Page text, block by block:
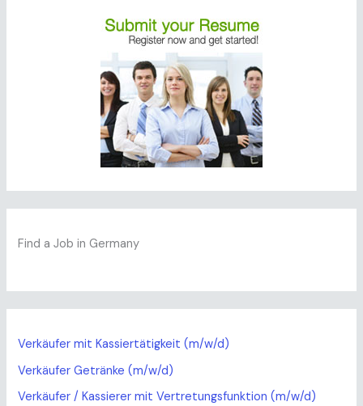
Find a Job in Germany
Verkäufer mit Kassiertätigkeit (m/w/d)
Verkäufer Getränke (m/w/d)
Verkäufer / Kassierer mit Vertretungsfunktion (m/w/d)